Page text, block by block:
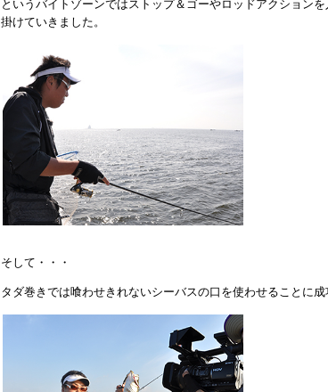
というバイトゾーンではストップ＆ゴーやロッドアクション
掛けていきました。
そして・・・
タダ巻きでは喰わせきれないシーバスの口を使わせることに成